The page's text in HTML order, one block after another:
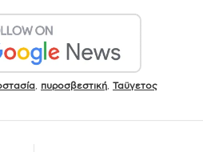
πυροσβεστική Ταϋγετος